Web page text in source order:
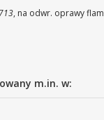
, na odwr. oprawy
m.in. w: